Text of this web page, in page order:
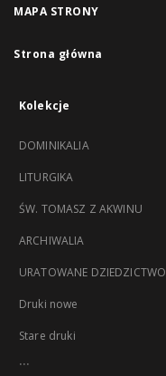
MAPA STRONY
Strona główna
Kolekcje
DOMINIKALIA
LITURGIKA
ŚW. TOMASZ Z AKWINU
ARCHIWALIA
URATOWANE DZIEDZICTWO
Druki nowe
Stare druki
...